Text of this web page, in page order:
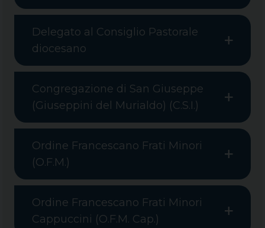
Delegato al Consiglio Pastorale
diocesano
Congregazione di San Giuseppe
(Giuseppini del Murialdo) (C.S.I.)
Ordine Francescano Frati Minori
(O.F.M.)
Ordine Francescano Frati Minori
Cappuccini (O.F.M. Cap.)